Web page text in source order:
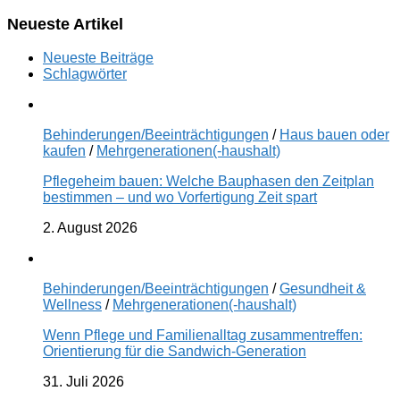
Neueste Artikel
Neueste Beiträge
Schlagwörter
Behinderungen/Beeinträchtigungen / Haus bauen oder
kaufen / Mehrgenerationen(-haushalt)
Pflegeheim bauen: Welche Bauphasen den Zeitplan
bestimmen – und wo Vorfertigung Zeit spart
2. August 2026
Behinderungen/Beeinträchtigungen /Gesundheit &
Wellness / Mehrgenerationen(-haushalt)
Wenn Pflege und Familienalltag zusammentreffen:
Orientierung für die Sandwich-Generation
31. Juli 2026